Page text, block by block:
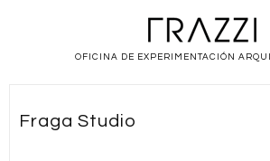
OFICINA DE EXPERIMENTACIÓN
Fraga Studio